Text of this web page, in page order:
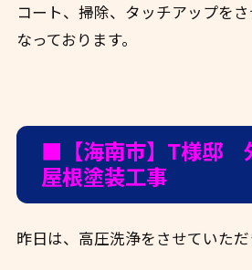
コート、掃除、タッチアップを
なっております。
■【海南市】T様邸
屋根塗装工事
昨日は、高圧洗浄をさせていただ